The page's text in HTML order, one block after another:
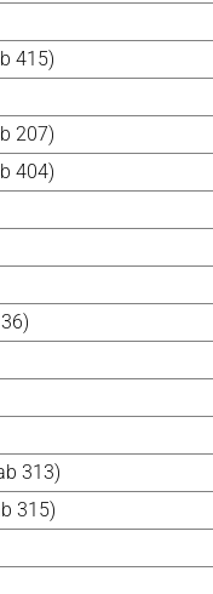
415)
207)
404)
313)
315)